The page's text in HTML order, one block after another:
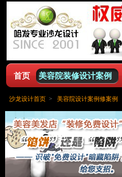
首页 美容院装修设计案例
沙龙设计首页> 美容院设计案例修案例